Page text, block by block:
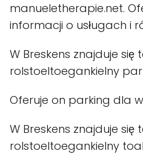
manueletherapie.net.
informacji o usługach i
W Breskens znajduje się
rolstoeltoegankielny
Oferuje on parking dla
W Breskens znajduje się
rolstoeltoegankielny